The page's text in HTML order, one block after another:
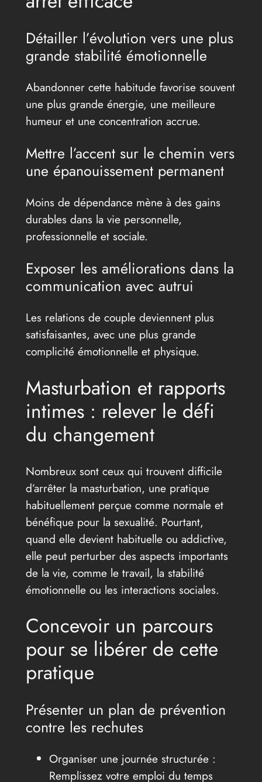
Détailler l’évolution vers une plus
grande stabilité émotionnelle
Abandonner cette habitude favorise souvent
une plus grande énergie, une meilleure
humeur et une concentration accrue.
Mettre l’accent sur le chemin vers
une épanouissement permanent
Moins de dépendance mène à des gains
durables dans la vie personnelle,
professionnelle et sociale.
Exposer les améliorations dans la
communication avec autrui
Les relations de couple deviennent plus
satisfaisantes, avec une plus grande
complicité émotionnelle et physique.
Masturbation et rapports
intimes : relever le défi
du changement
Nombreux sont ceux qui trouvent difficile
d’arrêter la masturbation, une pratique
habituellement perçue comme normale et
bénéfique pour la sexualité. Pourtant,
quand elle devient habituelle ou addictive,
elle peut perturber des aspects importants
de la vie, comme le travail, la stabilité
émotionnelle ou les interactions sociales.
Concevoir un parcours
pour se libérer de cette
pratique
Présenter un plan de prévention
contre les rechutes
Organiser une journée structurée :
Remplissez votre emploi du temps